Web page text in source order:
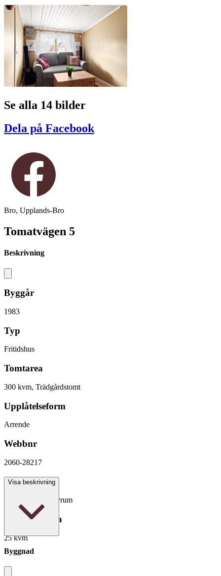
Se alla 14 bilder
Dela på Facebook
Bro, Upplands-Bro
Tomatvägen 5
Beskrivning
Byggår
1983
Typ
Fritidshus
Tomtarea
300 kvm, Trädgårdstomt
Upplåtelseform
Arrende
Webbnr
2060-28217
Antal rum
2 rum varav 1 sovrum
Boarea/Biarea
25 kvm
Visa beskrivning
Byggnad